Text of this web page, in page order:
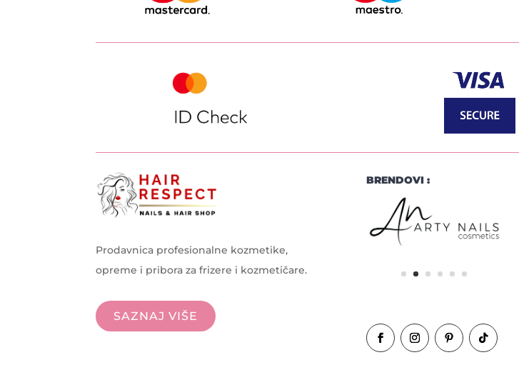
Prodavnica profesionalne kozmetike,
opreme i pribora za frizere i kozmetičare.
SAZNAJ VIŠE
BRENDOVI :